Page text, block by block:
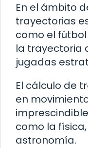
En el ámbito
trayectorias
como el
la trayectoria
jugadas
El cálculo de
en
como la
astronomía.